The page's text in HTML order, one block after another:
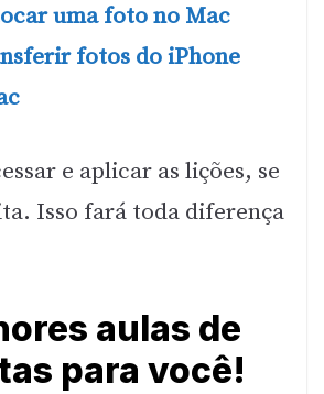
uma foto no Mac
fotos do iPhone
e aplicar as lições, se
Isso fará toda diferença
aulas de
para você!